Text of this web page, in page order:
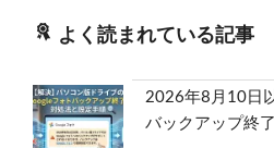
よく読まれている記事
2026年8月10日
バックアップ終